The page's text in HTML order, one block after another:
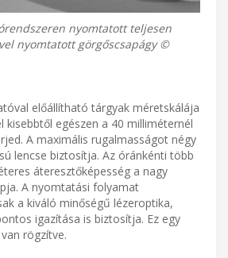
nyomtatott teljesen
nyomtatott görgőscsapágy ©
előállítható tárgyak méretskálája
kisebbtől egészen a 40 milliméternél
A maximális rugalmasságot négy
lencse biztosítja. Az óránkénti több
áteresztőképesség a nagy
A nyomtatási folyamat
a kiváló minőségű lézeroptika,
igazítása is biztosítja. Ez egy
rögzítve.